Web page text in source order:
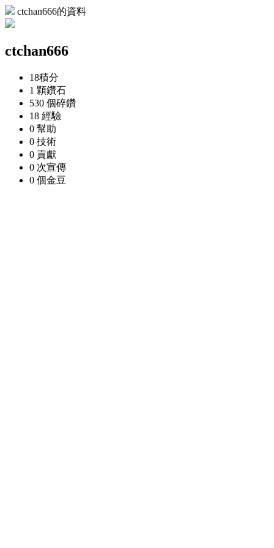
ctchan666的資料
ctchan666
18積分
1 顆鑽石
530 個碎鑽
18 經驗
0 幫助
0 技術
0 貢獻
0 次宣傳
0 個金豆